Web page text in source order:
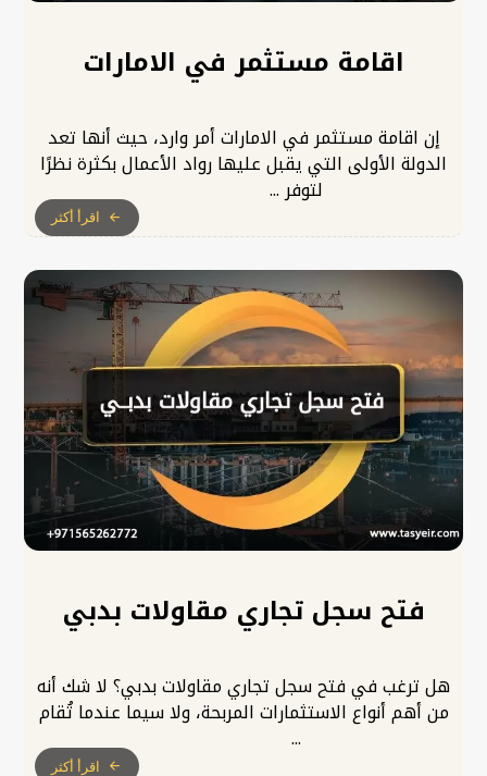
اقامة مستثمر في الامارات
إن اقامة مستثمر في الامارات أمر وارد، حيث أنها تعد
الدولة الأولى التي يقبل عليها رواد الأعمال بكثرة نظرًا
لتوفر ...
اقرأ أكثر
فتح سجل تجاري مقاولات بدبي
هل ترغب في فتح سجل تجاري مقاولات بدبي؟ لا شك أنه
من أهم أنواع الاستثمارات المربحة، ولا سيما عندما تُقام
...
اقرأ أكثر